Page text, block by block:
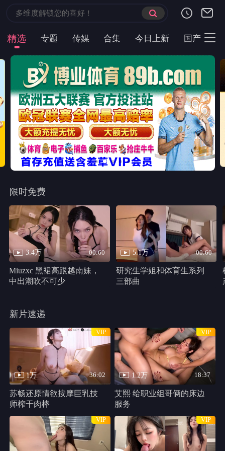
首页 现代言情 都市短剧 云短榜单 最近更新
千万别松手 HD
主演： 哈莉·贝瑞,克里斯汀·帕克,马修·凯文·安德森,史蒂芬妮·拉文
尼,Percy,Daggs,IV,安东尼·B.詹金斯,Cadence,Compton
共 1 集
千万别松手 线路1